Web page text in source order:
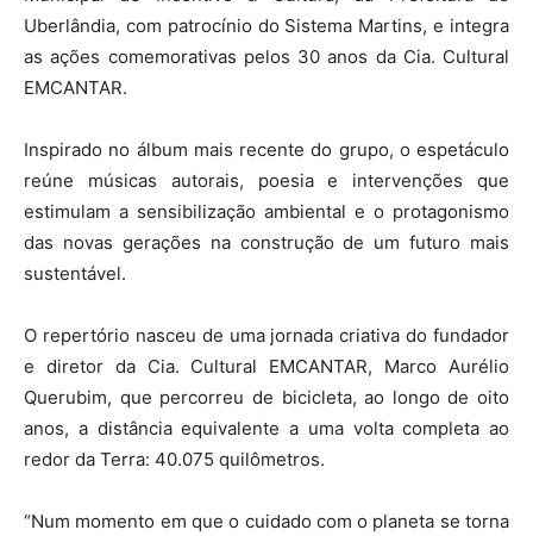
Uberlândia, com patrocínio do Sistema Martins, e integra
as ações comemorativas pelos 30 anos da Cia. Cultural
EMCANTAR.
Inspirado no álbum mais recente do grupo, o espetáculo
reúne músicas autorais, poesia e intervenções que
estimulam a sensibilização ambiental e o protagonismo
das novas gerações na construção de um futuro mais
sustentável.
O repertório nasceu de uma jornada criativa do fundador
e diretor da Cia. Cultural EMCANTAR, Marco Aurélio
Querubim, que percorreu de bicicleta, ao longo de oito
anos, a distância equivalente a uma volta completa ao
redor da Terra: 40.075 quilômetros.
“Num momento em que o cuidado com o planeta se torna